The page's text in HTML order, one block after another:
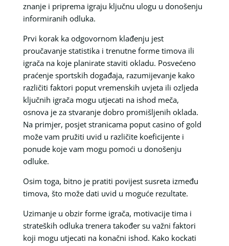
znanje i priprema igraju ključnu ulogu u donošenju
informiranih odluka.
Prvi korak ka odgovornom klađenju jest
proučavanje statistika i trenutne forme timova ili
igrača na koje planirate staviti okladu. Posvećeno
praćenje sportskih događaja, razumijevanje kako
različiti faktori poput vremenskih uvjeta ili ozljeda
ključnih igrača mogu utjecati na ishod meča,
osnova je za stvaranje dobro promišljenih oklada.
Na primjer, posjet stranicama poput casino of gold
može vam pružiti uvid u različite koeficijente i
ponude koje vam mogu pomoći u donošenju
odluke.
Osim toga, bitno je pratiti povijest susreta između
timova, što može dati uvid u moguće rezultate.
Uzimanje u obzir forme igrača, motivacije tima i
strateških odluka trenera također su važni faktori
koji mogu utjecati na konačni ishod. Kako kockati